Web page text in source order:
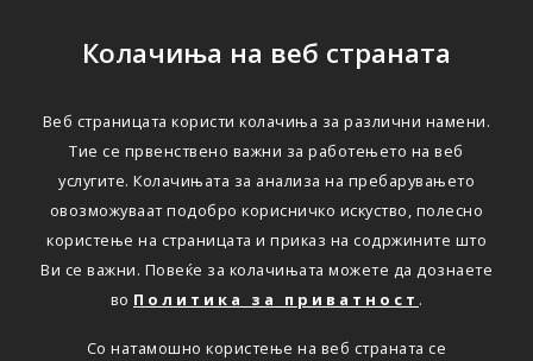
Колачиња на веб страната
Веб страницата користи колачиња за различни намени.
Тие се првенствено важни за работењето на веб
услугите. Колачињата за анализа на пребарувањето
овозможуваат подобро корисничко искуство, полесно
користење на страницата и приказ на содржините што
Ви се важни. Повеќе за колачињата можете да дознаете
во Политика за приватност .
Со натамошно користење на веб страната се
Триглав објавува оглас
за вработување на
Соработник за
поддршка на продажба
на осигурување